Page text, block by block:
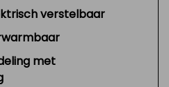
verstelbaar
met